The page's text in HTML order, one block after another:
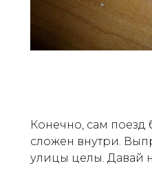
Конечно, сам поезд
сложен внутри.
улицы целы. Давай